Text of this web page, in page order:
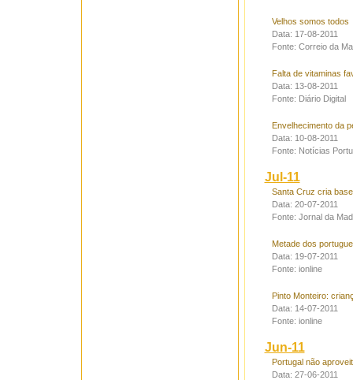
Velhos somos todos
Data: 17-08-2011
Fonte: Correio da
Falta de vitaminas
Data: 13-08-2011
Fonte: Diário Digital
Envelhecimento da
Data: 10-08-2011
Fonte: Notícias
Jul-11
Santa Cruz cria
Data: 20-07-2011
Fonte: Jornal da
Metade dos
Data: 19-07-2011
Fonte: ionline
Pinto Monteiro:
Data: 14-07-2011
Fonte: ionline
Jun-11
Portugal não
Data: 27-06-2011